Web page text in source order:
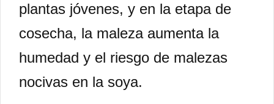
plantas jóvenes, y en la etapa de
cosecha, la maleza aumenta la
humedad y el riesgo de malezas
nocivas en la soya.